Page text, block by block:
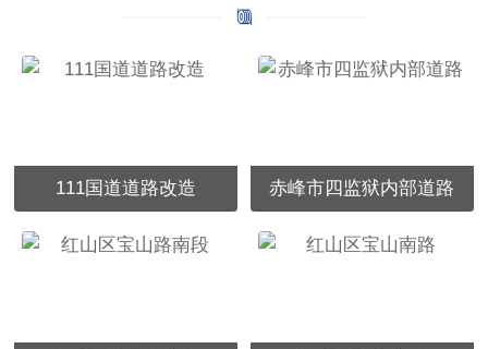
111国道道路改造 赤峰市四监狱内部道路